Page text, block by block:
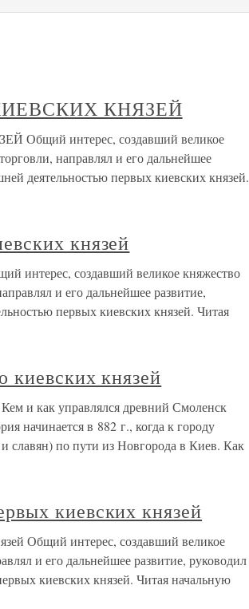
КНЯЗЕЙ
интерес, создавший великое
направлял и его дальнейшее
деятельностью первых киевских князей.
князей
интерес, создавший великое княжество
и его дальнейшее развитие,
первых киевских князей. Читая
киевских князей
и как управлялся древний Смоленск
начинается в 882 г., когда к городу
славян) по пути из Новгорода в Киев. Как
киевских князей
Общий интерес, создавший великое
и его дальнейшее развитие, руководил
киевских князей. Читая начальную